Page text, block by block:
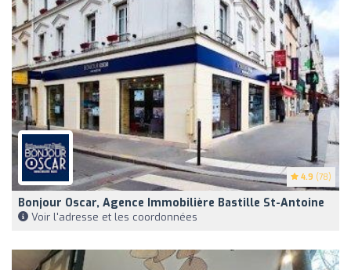
4.9 (78)
Bonjour Oscar, Agence Immobilière Bastille St-Antoine
Voir l'adresse et les coordonnées